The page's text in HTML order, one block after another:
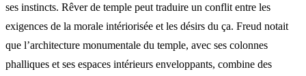
ses instincts. Rêver de temple peut traduire un conflit entre les
exigences de la morale intériorisée et les désirs du ça. Freud notait
que l’architecture monumentale du temple, avec ses colonnes
phalliques et ses espaces intérieurs enveloppants, combine des